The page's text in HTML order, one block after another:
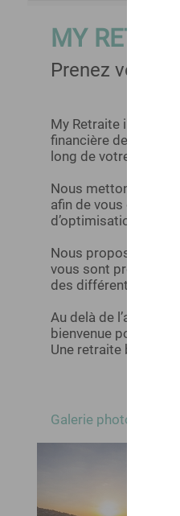
My Retraite
financière de votre
long de votre carrière.
Nous mettons à
afin de vous orienter
d’optimisation de
Nous proposons
vous sont propres
des différentes
Au delà de l’aspect
bienvenue pour la
Une retraite bien
MY
Prenez votre
Galerie photos